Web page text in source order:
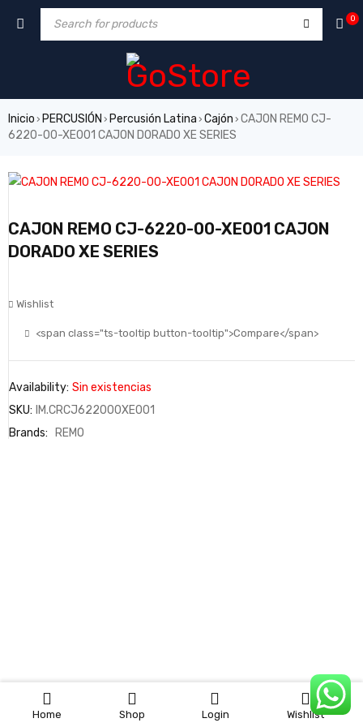
Home Shop Login Wishlist
0
0
Inicio › PERCUSIÓN › Percusión Latina › Cajón › CAJON REMO CJ-
6220-00-XE001 CAJON DORADO XE SERIES
CAJON REMO CJ-6220-00-XE001 CAJON
DORADO XE SERIES
Wishlist
<span class="ts-tooltip button-tooltip">Compare</span>
Availability: Sin existencias
SKU: IM.CRCJ622000XE001
Brands:
REMO